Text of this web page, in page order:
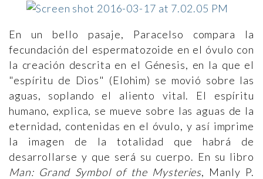
En un bello pasaje, Paracelso compara la
fecundación del espermatozoide en el óvulo con
la creación descrita en el Génesis, en la que el
"espíritu de Dios" (Elohim) se movió sobre las
aguas, soplando el aliento vital. El espíritu
humano, explica, se mueve sobre las aguas de la
eternidad, contenidas en el óvulo, y así imprime
la imagen de la totalidad que habrá de
desarrollarse y que será su cuerpo. En su libro
Man: Grand Symbol of the Mysteries, Manly P.